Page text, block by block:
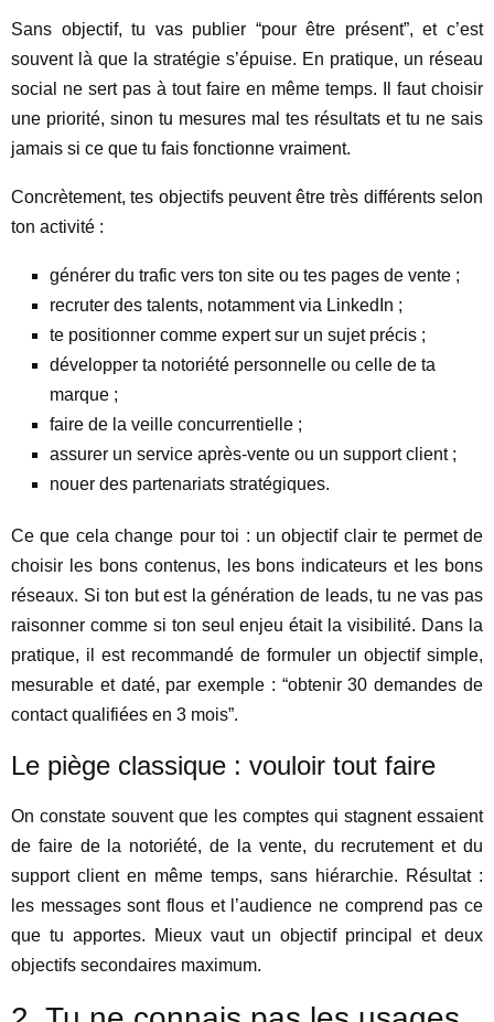
Sans objectif, tu vas publier “pour être présent”, et c’est
souvent là que la stratégie s’épuise. En pratique, un réseau
social ne sert pas à tout faire en même temps. Il faut choisir
une priorité, sinon tu mesures mal tes résultats et tu ne sais
jamais si ce que tu fais fonctionne vraiment.
Concrètement, tes objectifs peuvent être très différents selon
ton activité :
générer du trafic vers ton site ou tes pages de vente ;
recruter des talents, notamment via LinkedIn ;
te positionner comme expert sur un sujet précis ;
développer ta notoriété personnelle ou celle de ta
marque ;
faire de la veille concurrentielle ;
assurer un service après-vente ou un support client ;
nouer des partenariats stratégiques.
Ce que cela change pour toi : un objectif clair te permet de
choisir les bons contenus, les bons indicateurs et les bons
réseaux. Si ton but est la génération de leads, tu ne vas pas
raisonner comme si ton seul enjeu était la visibilité. Dans la
pratique, il est recommandé de formuler un objectif simple,
mesurable et daté, par exemple : “obtenir 30 demandes de
contact qualifiées en 3 mois”.
Le piège classique : vouloir tout faire
On constate souvent que les comptes qui stagnent essaient
de faire de la notoriété, de la vente, du recrutement et du
support client en même temps, sans hiérarchie. Résultat :
les messages sont flous et l’audience ne comprend pas ce
que tu apportes. Mieux vaut un objectif principal et deux
objectifs secondaires maximum.